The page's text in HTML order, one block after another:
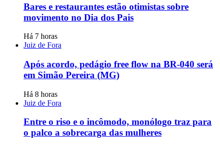
Bares e restaurantes estão otimistas sobre
movimento no Dia dos Pais
Há 7 horas
Juiz de Fora
Após acordo, pedágio free flow na BR-040 será
em Simão Pereira (MG)
Há 8 horas
Juiz de Fora
Entre o riso e o incômodo, monólogo traz para
o palco a sobrecarga das mulheres